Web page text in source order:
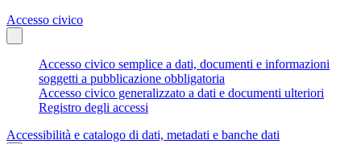
Accesso civico
Accesso civico semplice a dati, documenti e informazioni
soggetti a pubblicazione obbligatoria
Accesso civico generalizzato a dati e documenti ulteriori
Registro degli accessi
Accessibilità e catalogo di dati, metadati e banche dati